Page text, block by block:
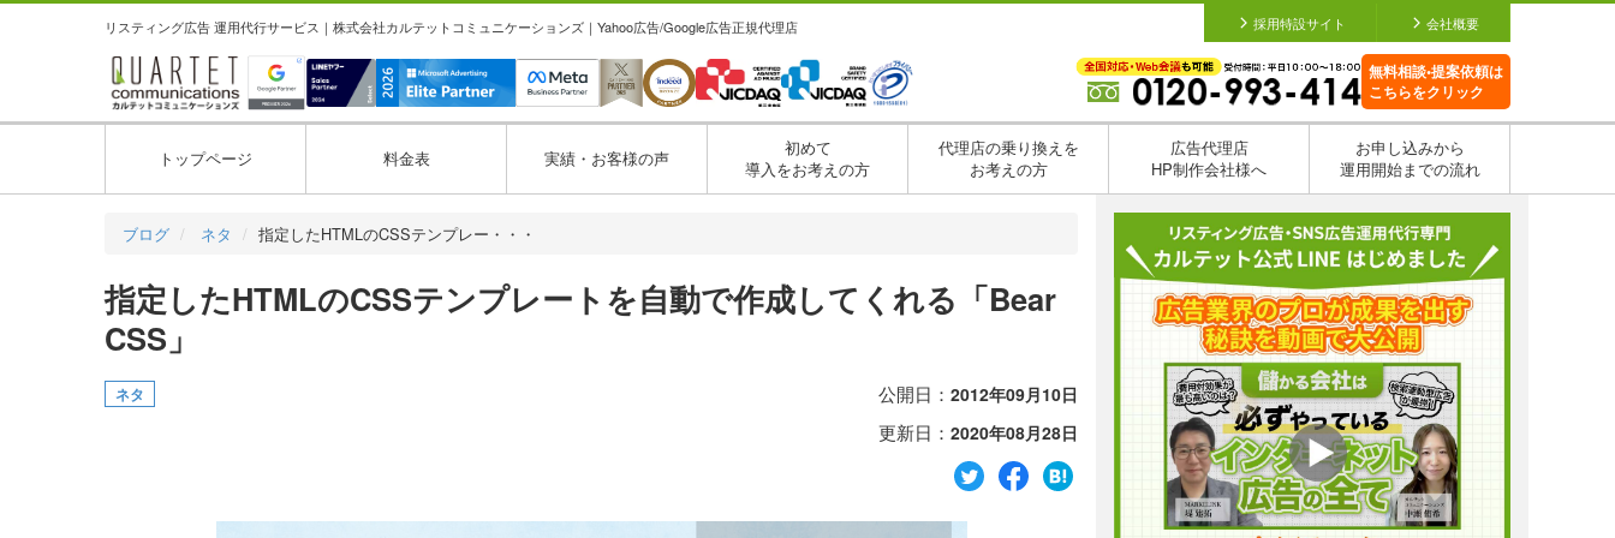
リスティング広告 運用代行サービス｜株式会社カルテットコミュニケーションズ｜Yahoo広告/Google広告正規代理店 採用特設サイト 会社概要
無料相談•提案依頼は
こちらをクリック
トップページ 料金表 実績・お客様の声
初めて
導入をお考えの方
代理店の乗り換えを
お考えの方
広告代理店
HP制作会社様へ
お申し込みから
運用開始までの流れ
ブログ ネタ 指定したHTMLのCSSテンプレー・・・
指定したHTMLのCSSテンプレートを自動で作成してくれる「Bear
CSS」
ネタ 公開日： 2012年09月10日
更新日： 2020年08月28日